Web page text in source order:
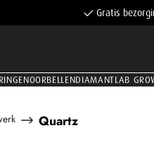
Gratis
RINGENOORBELLENDIAMANTLAB
Quartz